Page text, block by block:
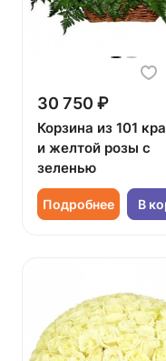
30 750 ₽
Корзина из 101
и желтой розы с
зеленью
Подробнее В